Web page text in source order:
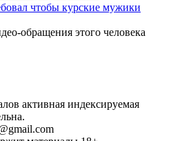
чтобы курские мужики
обращения этого человека
активная индексируемая